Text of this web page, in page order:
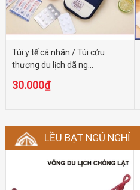
Túi y tế cá nhân / Túi cứu
thương du lịch dã ng...
30.000₫
LỀU BẠT NGỦ NGHỈ